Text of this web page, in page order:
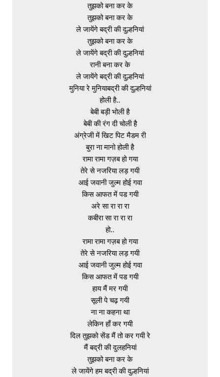
तुझको बना कर के
तुझको बना कर के
ले जायेंगे बद्री की दुल्हनियां
तुझको बना कर के
ले जायेंगे बद्री की दुल्हनियां
रानी बना कर के
ले जायेंगे बद्री की दुल्हनियां
मुनिया रे मुनियाबद्री की दुल्हनियां
होली है..
बेबी बड़ी भोली है
बेबी की रंग दी चोली है
अंग्रेजी में खिट पिट मैडम री
बुरा ना मानो होली है
रामा रामा गज़ब हो गया
तेरे से नजरिया लड़ गयी
आई जवानी जुल्म होई गवा
किस आफत में पड गयी
अरे सा रा रा रा
कबीरा सा रा रा रा
हो..
रामा रामा गज़ब हो गया
तेरे से नजरिया लड़ गयी
आई जवानी जुल्म होई गवा
किस आफत में पड गयी
हाय मैं मर गयी
सूली पे चढ़ गयी
ना ना कहना था
लेकिन हाँ कर गयी
दिल तुझको सेंड मैं तो कर गयी रे
मैं बद्री की दुलहनियां
तुझको बना कर के
ले जायेंगे हम बद्री की दुल्हनियां